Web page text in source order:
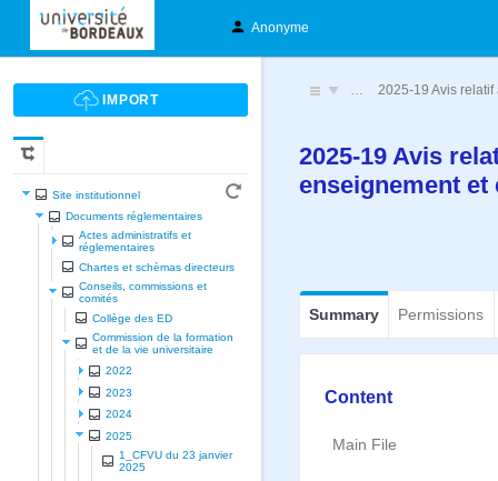
Anonyme
Site institutionnel
Documents réglementaires
Actes administratifs et
réglementaires
Chartes et schèmas directeurs
Conseils, commissions et
comités
Collège des ED
Commission de la formation
et de la vie universitaire
2022
2023
2024
2025
1_CFVU du 23 janvier
2025
… 2025-19 Avis
2025-19 Avis
enseignement
Summary Permissions
Content
Main File